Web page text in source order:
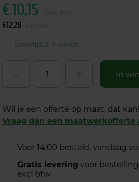
€10,15
€12,28
Levertijd 2-3 weken
In
Wil je een offerte op maat, dat kan!
Vraag dan een maatwerkofferte
Voor 14:00 besteld, vandaag
Gratis levering voor
excl btw